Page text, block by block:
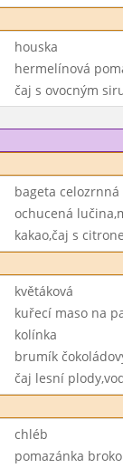
houska
hermelínová
čaj s ovocným
bageta celozrnná
ochucená
kakao,čaj s
květáková
kuřecí maso na
kolínka
brumík
čaj lesní
chléb
pomazánka